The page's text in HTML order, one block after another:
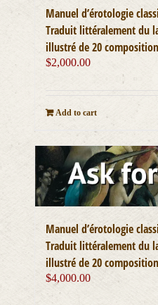
Manuel d’érotologie
Traduit littéralement du
illustré de 20
$2,000.00
Add to cart
Manuel d’érotologie
Traduit littéralement du
illustré de 20
$4,000.00